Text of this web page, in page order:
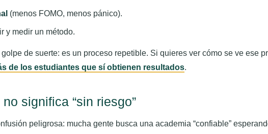
(menos FOMO, menos pánico).
y medir un método.
golpe de suerte: es un proceso repetible. Si quieres ver cómo se ve ese
de los estudiantes que sí obtienen resultados.
significa “sin riesgo”
peligrosa: mucha gente busca una academia “confiable”